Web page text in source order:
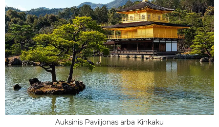
Auksinis Paviljonas arba Kinkaku